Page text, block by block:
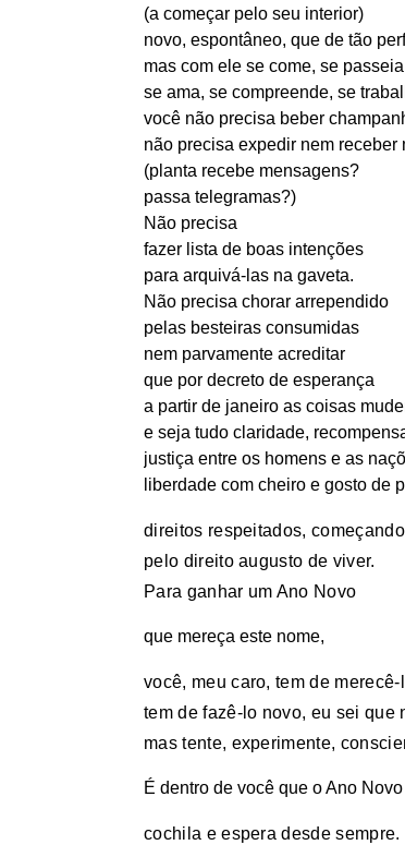
(a começar pelo seu interior)
novo, espontâneo, que de tão
mas com ele se come, se
se ama, se compreende, se
você não precisa beber
não precisa expedir nem receber
(planta recebe mensagens?
passa telegramas?)
Não precisa
fazer lista de boas intenções
para arquivá-las na gaveta.
Não precisa chorar arrependido
pelas besteiras consumidas
nem parvamente acreditar
que por decreto de esperança
a partir de janeiro as coisas
e seja tudo claridade,
justiça entre os homens e as
liberdade com cheiro e gosto de
direitos respeitados, começando
pelo direito augusto de viver.
Para ganhar um Ano Novo
que mereça este nome,
você, meu caro, tem de merecê-
tem de fazê-lo novo, eu sei que
mas tente, experimente,
É dentro de você que o Ano Novo
cochila e espera desde sempre.